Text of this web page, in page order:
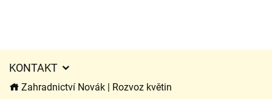
KONTAKT
Zahradnictví Novák | Rozvoz květin